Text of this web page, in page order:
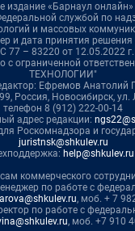
издание «Барнаул
службой по
и массовых
и дата принятия
77 – 83220 от 12.05.2022 г.
с ограниченной
ТЕХНОЛОГИИ"
Ефремов Анатолий
Россия, Новосибирск, ул.
телефон 8 (912) 222-00-14
адрес редакции:
Роскомнадзора и
juristnsk@shkulev.ru
help@shkulev.ru
коммерческого
по работе с
, моб. + 7
по работе с
, моб. +7 910